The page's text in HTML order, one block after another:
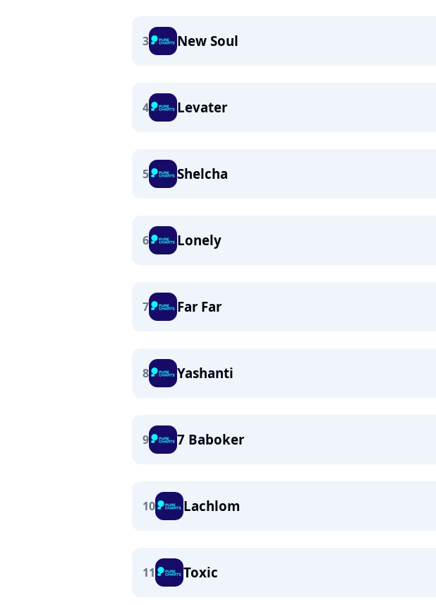
3 New Soul
4 Levater
5 Shelcha
6 Lonely
7 Far Far
8 Yashanti
9 7 Baboker
10 Lachlom
11 Toxic